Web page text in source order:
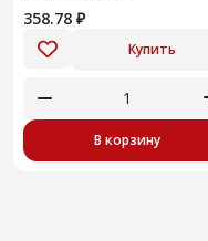
358.78 ₽
Купить
В корзину